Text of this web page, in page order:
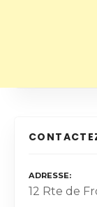
ADRESSE
12 Rte de